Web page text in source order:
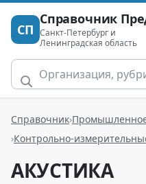
СП
Справочник
Санкт-Петербург и
Ленинградская область
Справочник
Контрольно-
АКУСТИКА